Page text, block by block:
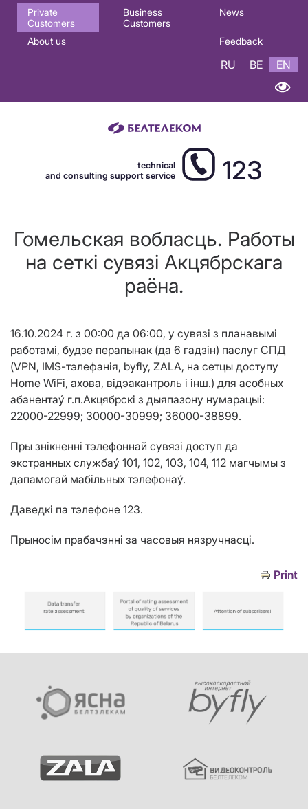
Основная
навигация
Private
Customers
Business
Customers
News
About us Feedback
RU BE EN
technical
and consulting support service
123
Гомельская вобласць. Работы
на сеткi сувязi Акцябрскага
раëна.
16.10.2024 г. з 00:00 да 06:00, у сувязi з планавымi
работамi, будзе перапынак (да 6 гадзiн) паслуг СПД
(VPN, IMS-тэлефанiя, byfly, ZALA, на сетцы доступу
Home WiFi, ахова, вiдэакантроль i iнш.) для асобных
абанентаý г.п.Акцябрскi з дыяпазону нумарацыi:
22000-22999; 30000-30999; 36000-38899.
Пры знiкненнi тэлефоннай сувязi доступ да
экстранных службаý 101, 102, 103, 104, 112 магчымы з
дапамогай мабiльных тэлефонаý.
Даведкi па тэлефоне 123.
Прыноciм прабачэннi за часовыя нязручнасцi.
Print